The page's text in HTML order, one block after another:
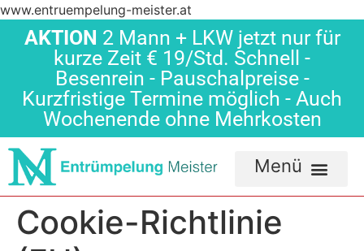
www.entruempelung-meister.at
AKTION 2 Mann + LKW jetzt nur für
kurze Zeit € 19/Std. Schnell -
Besenrein - Pauschalpreise -
Kurzfristige Termine möglich - Auch
Wochenende ohne Mehrkosten
Cookie-Richtlinie